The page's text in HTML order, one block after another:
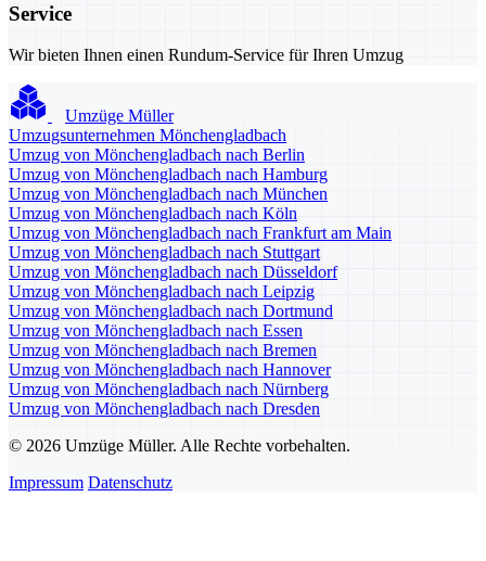
Service
Wir bieten Ihnen einen Rundum-Service für Ihren Umzug
Umzüge Müller
Umzugsunternehmen Mönchengladbach
Umzug von Mönchengladbach nach Berlin
Umzug von Mönchengladbach nach Hamburg
Umzug von Mönchengladbach nach München
Umzug von Mönchengladbach nach Köln
Umzug von Mönchengladbach nach Frankfurt am Main
Umzug von Mönchengladbach nach Stuttgart
Umzug von Mönchengladbach nach Düsseldorf
Umzug von Mönchengladbach nach Leipzig
Umzug von Mönchengladbach nach Dortmund
Umzug von Mönchengladbach nach Essen
Umzug von Mönchengladbach nach Bremen
Umzug von Mönchengladbach nach Hannover
Umzug von Mönchengladbach nach Nürnberg
Umzug von Mönchengladbach nach Dresden
© 2026 Umzüge Müller. Alle Rechte vorbehalten.
Impressum Datenschutz